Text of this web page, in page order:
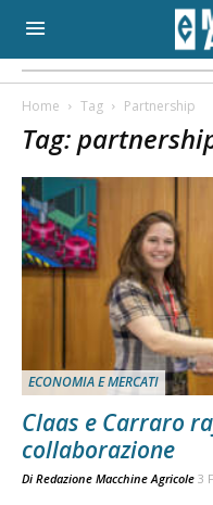
Home Tag Partnership
Tag:
ECONOMIA E MERCATI
Claas e Carraro
collaborazione
Di Redazione Macchine Agricole 3